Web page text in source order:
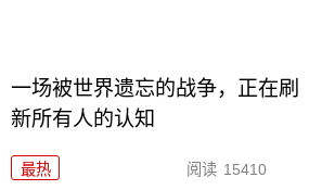
一场被世界遗忘的战争，正在刷
新所有人的认知
最热 阅读 15410